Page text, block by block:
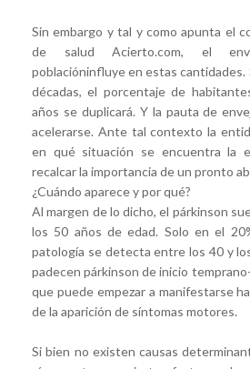
Sin embargo y tal y como apunta el
de salud Acierto.com, el
poblacióninfluye en estas cantidades.
décadas, el porcentaje de
años se duplicará. Y la pauta de
acelerarse. Ante tal contexto la
en qué situación se encuentra la
recalcar la importancia de un pronto
¿Cuándo aparece y por qué?
Al margen de lo dicho, el párkinson
los 50 años de edad. Solo en el
patología se detecta entre los 40 y
padecen párkinson de inicio
que puede empezar a manifestarse
de la aparición de síntomas motores.
Si bien no existen causas